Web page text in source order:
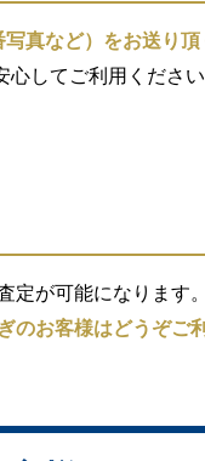
真など）をお送り
してご利用くださ
定が可能になります
のお客様はどうぞご